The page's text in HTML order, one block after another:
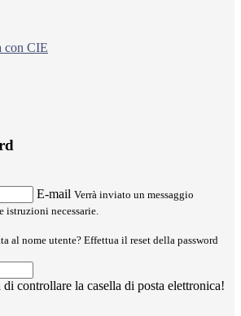
con CIE
E-mail Verrà inviato un messaggio
necessarie.
al nome utente? Effettua il reset della password
controllare la casella di posta elettronica!